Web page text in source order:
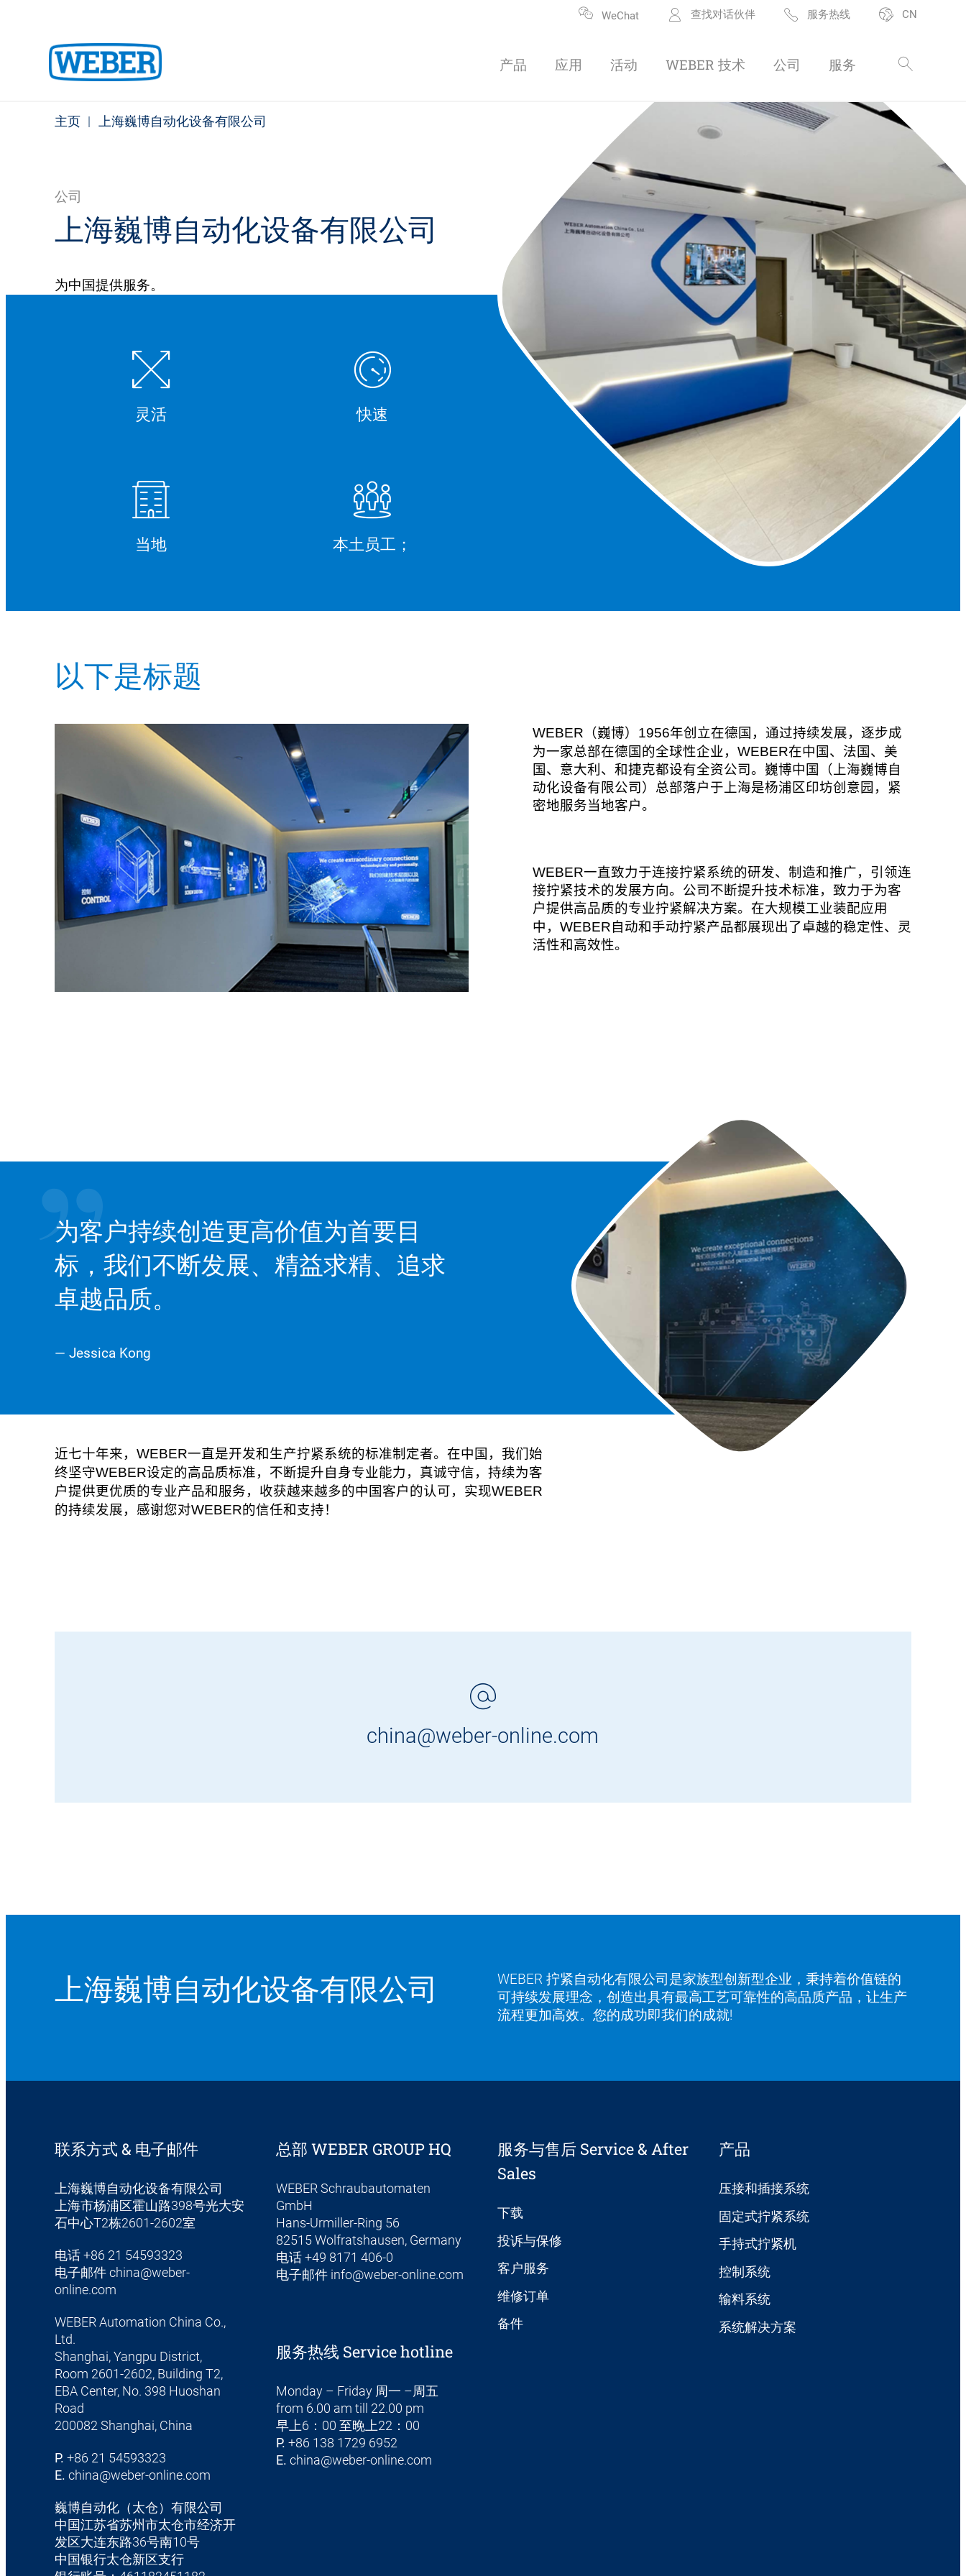
WeChat 查找对话伙伴 服务热线 CN
产品 应用 活动 WEBER 技术 公司 服务
主页 | 上海巍博自动化设备有限公司
公司
上海巍博自动化设备有限公司
为中国提供服务。
灵活 快速
当地 本土员工；
以下是标题
WEBER （巍博） 1956年创立在德国，通过持续发展，逐步成
为一家总部在德国的全球性企业， WEBER在中国、法国、美
国、意大利、和捷克都设有全资公司。巍博中国（上海巍博自
动化设备有限公司）总部落户于上海是杨浦区印坊创意园，紧
密地服务当地客户。
WEBER一直致力于连接拧紧系统的研发、制造和推广，引领连
接拧紧技术的发展方向。公司不断提升技术标准，致力于为客
户提供高品质的专业拧紧解决方案。在大规模工业装配应用
中， WEBER 自动和手动拧紧产品都展现出了卓越的稳定性、灵
活性和高效性。
为客户持续创造更高价值为首要目
标，我们不断发展、精益求精、追求
卓越品质。
— Jessica Kong
近七十年来， WEBER一直是开发和生产拧紧系统的标准制定者。在中国，我们始
终坚守WEBER设定的高品质标准，不断提升自身专业能力，真诚守信，持续为客
户提供更优质的专业产品和服务，收获越来越多的中国客户的认可，实现WEBER
的持续发展，感谢您对WEBER的信任和支持！
china@weber-online.com
上海巍博自动化设备有限公司
WEBER 拧紧自动化有限公司是家族型创新型企业，秉持着价值链的
可持续发展理念，创造出具有最高工艺可靠性的高品质产品，让生产
流程更加高效。您的成功即我们的成就!
联系方式 & 电子邮件
上海巍博自动化设备有限公司
上海市杨浦区霍山路398号光大安
石中心T2栋2601-2602室
电话 +86 21 54593323
电子邮件 china@weber-
online.com
WEBER Automation China Co.,
Ltd.
Shanghai, Yangpu District,
Room 2601-2602, Building T2,
EBA Center, No. 398 Huoshan
Road
200082 Shanghai, China
P. +86 21 54593323
E. china@weber-online.com
巍博自动化（太仓）有限公司
中国江苏省苏州市太仓市经济开
发区大连东路36号南10号
中国银行太仓新区支行
总部 WEBER GROUP HQ
WEBER Schraubautomaten
GmbH
Hans-Urmiller-Ring 56
82515 Wolfratshausen, Germany
电话 +49 8171 406-0
电子邮件 info@weber-online.com
服务热线 Service hotline
Monday – Friday 周一 –周五
from 6.00 am till 22.00 pm
早上6：00 至晚上22：00
P. +86 138 1729 6952
E. china@weber-online.com
服务与售后 Service & After
Sales
下载
投诉与保修
客户服务
维修订单
备件
产品
压接和插接系统
固定式拧紧系统
手持式拧紧机
控制系统
输料系统
系统解决方案